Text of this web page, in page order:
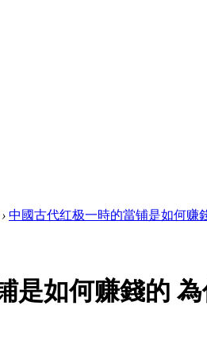
› 中國古代红极一時的當铺是如何赚
是如何赚錢的